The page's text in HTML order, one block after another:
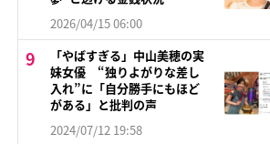
2026/04/15 06:00
「やばすぎる」中山美穂の実
妹女優 “独りよがりな差し
入れ”に「自分勝手にもほど
がある」と批判の声
2024/07/12 19:58